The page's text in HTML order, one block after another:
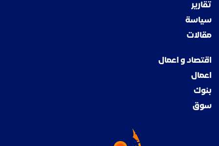
تقارير
سياسة
مقالات
اقتصاد و اعمال
اعمال
بنوك
سوق